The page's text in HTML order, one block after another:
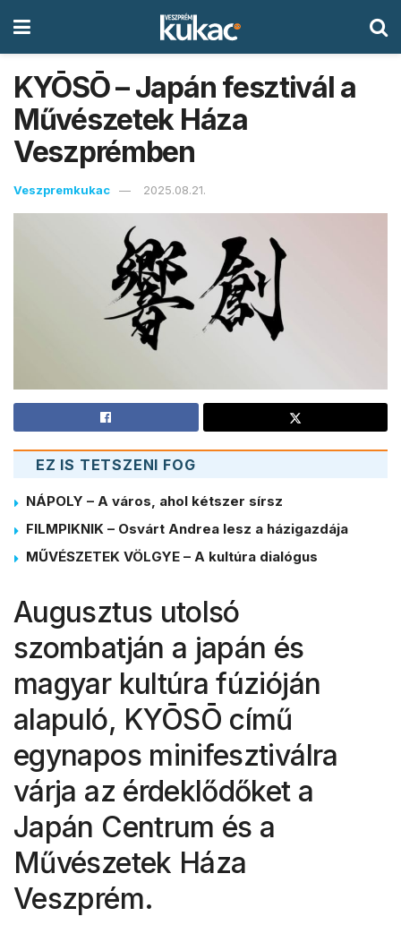
KYŌSŌ – Japán fesztivál a
Művészetek Háza
Veszprémben
Veszpremkukac 2025.08.21.
EZ IS TETSZENI FOG
NÁPOLY – A város, ahol kétszer sírsz
FILMPIKNIK – Osvárt Andrea lesz a házigazdája
MŰVÉSZETEK VÖLGYE – A kultúra dialógus
Augusztus utolsó
szombatján a japán és
magyar kultúra fúzióján
alapuló, KYŌSŌ című
egynapos minifesztiválra
várja az érdeklődőket a
Japán Centrum és a
Művészetek Háza
Veszprém.